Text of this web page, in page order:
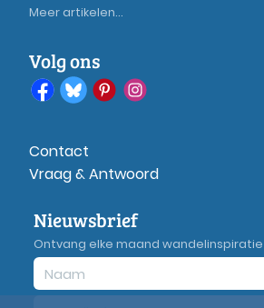
Meer artikelen...
Volg ons
Contact
Vraag & Antwoord
Nieuwsbrief
Ontvang elke maand wandelinspiratie